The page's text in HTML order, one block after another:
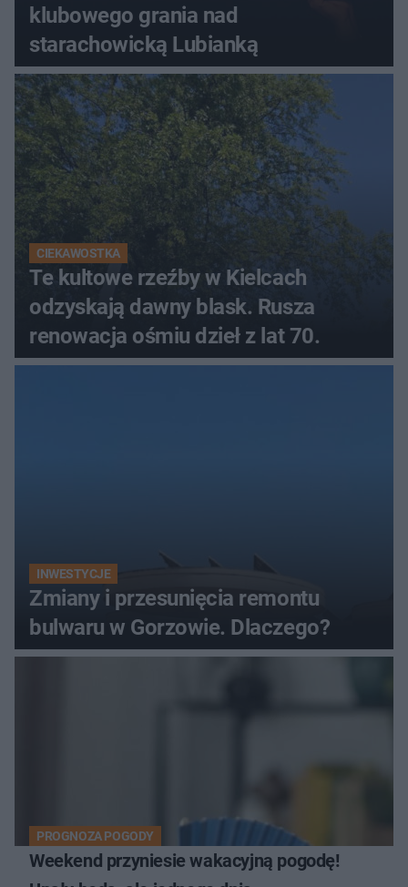
klubowego grania nad
starachowicką Lubianką
CIEKAWOSTKA
Te kultowe rzeźby w Kielcach
odzyskają dawny blask. Rusza
renowacja ośmiu dzieł z lat 70.
INWESTYCJE
Zmiany i przesunięcia remontu
bulwaru w Gorzowie. Dlaczego?
PROGNOZA POGODY
Weekend przyniesie wakacyjną pogodę!